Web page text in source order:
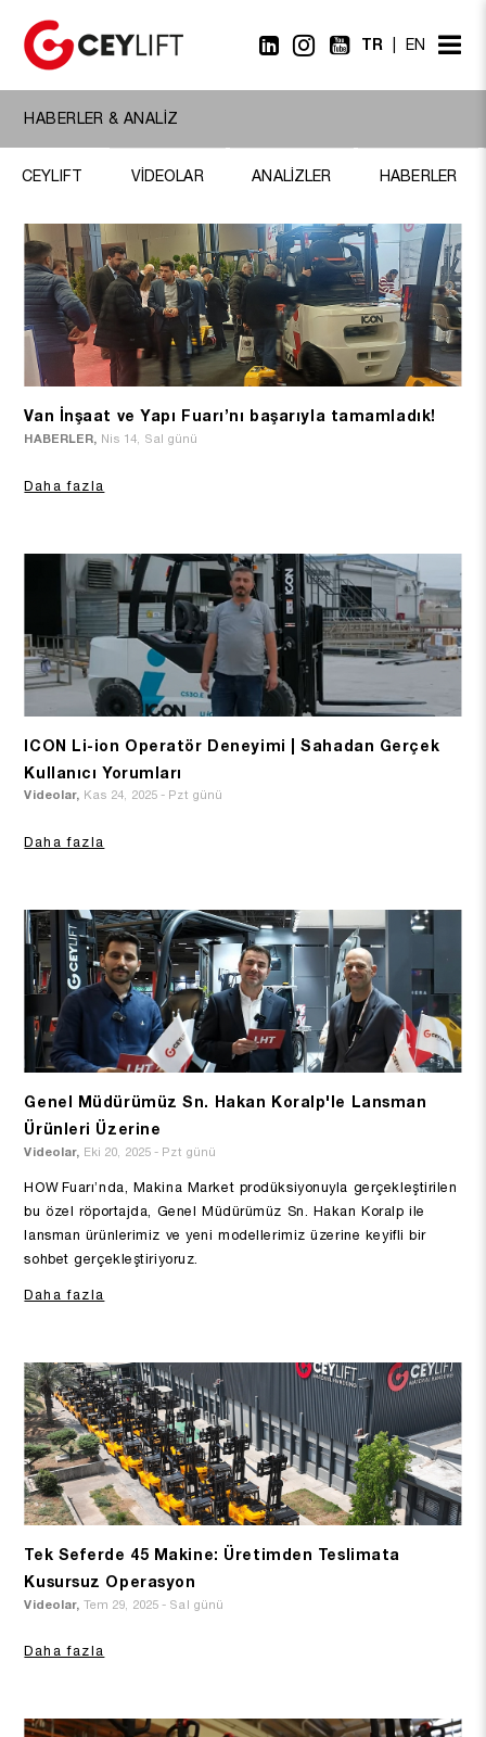
TR EN
HABERLER & ANALİZ
CEYLIFT VİDEOLAR ANALİZLER HABERLER
Van İnşaat ve Yapı Fuarı’nı başarıyla tamamladık!
HABERLER, Nis 14, Sal günü
Daha fazla
ICON Li-ion Operatör Deneyimi | Sahadan Gerçek
Kullanıcı Yorumları
Videolar, Kas 24, 2025 - Pzt günü
Daha fazla
Genel Müdürümüz Sn. Hakan Koralp'le Lansman
Ürünleri Üzerine
Videolar, Eki 20, 2025 - Pzt günü
HOW Fuarı’nda, Makina Market prodüksiyonuyla gerçekleştirilen
bu özel röportajda, Genel Müdürümüz Sn. Hakan Koralp ile
lansman ürünlerimiz ve yeni modellerimiz üzerine keyifli bir
sohbet gerçekleştiriyoruz.
Daha fazla
Tek Seferde 45 Makine: Üretimden Teslimata
Kusursuz Operasyon
Videolar, Tem 29, 2025 - Sal günü
Daha fazla